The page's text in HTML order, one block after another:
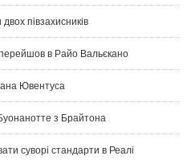
півзахисників
в Райо Вальєкано
Ювентуса
з Брайтона
суворі стандарти в Реалі